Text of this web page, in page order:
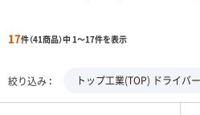
17件（41商品）中 1～17件を表示
絞り込み トップ工業(TOP) ドライバ